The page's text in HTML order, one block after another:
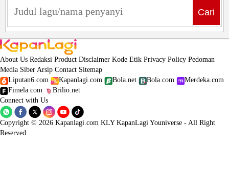
Cari
About Us Redaksi Product Disclaimer Kode Etik Privacy Policy Pedoman
Media Siber Arsip Contact Sitemap
Liputan6.com
Kapanlagi.com Bola.net Bola.com
Merdeka.com
Fimela.com
Brilio.net
Connect with Us
Copyright © 2026 Kapanlagi.com KLY KapanLagi Youniverse - All Right
Reserved.